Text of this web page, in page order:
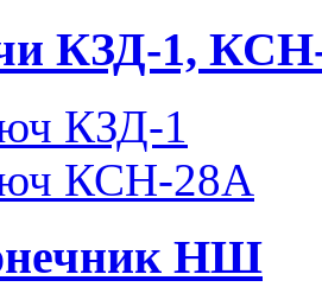
КЗД-1,
КЗД-1
КСН-28А
НШ